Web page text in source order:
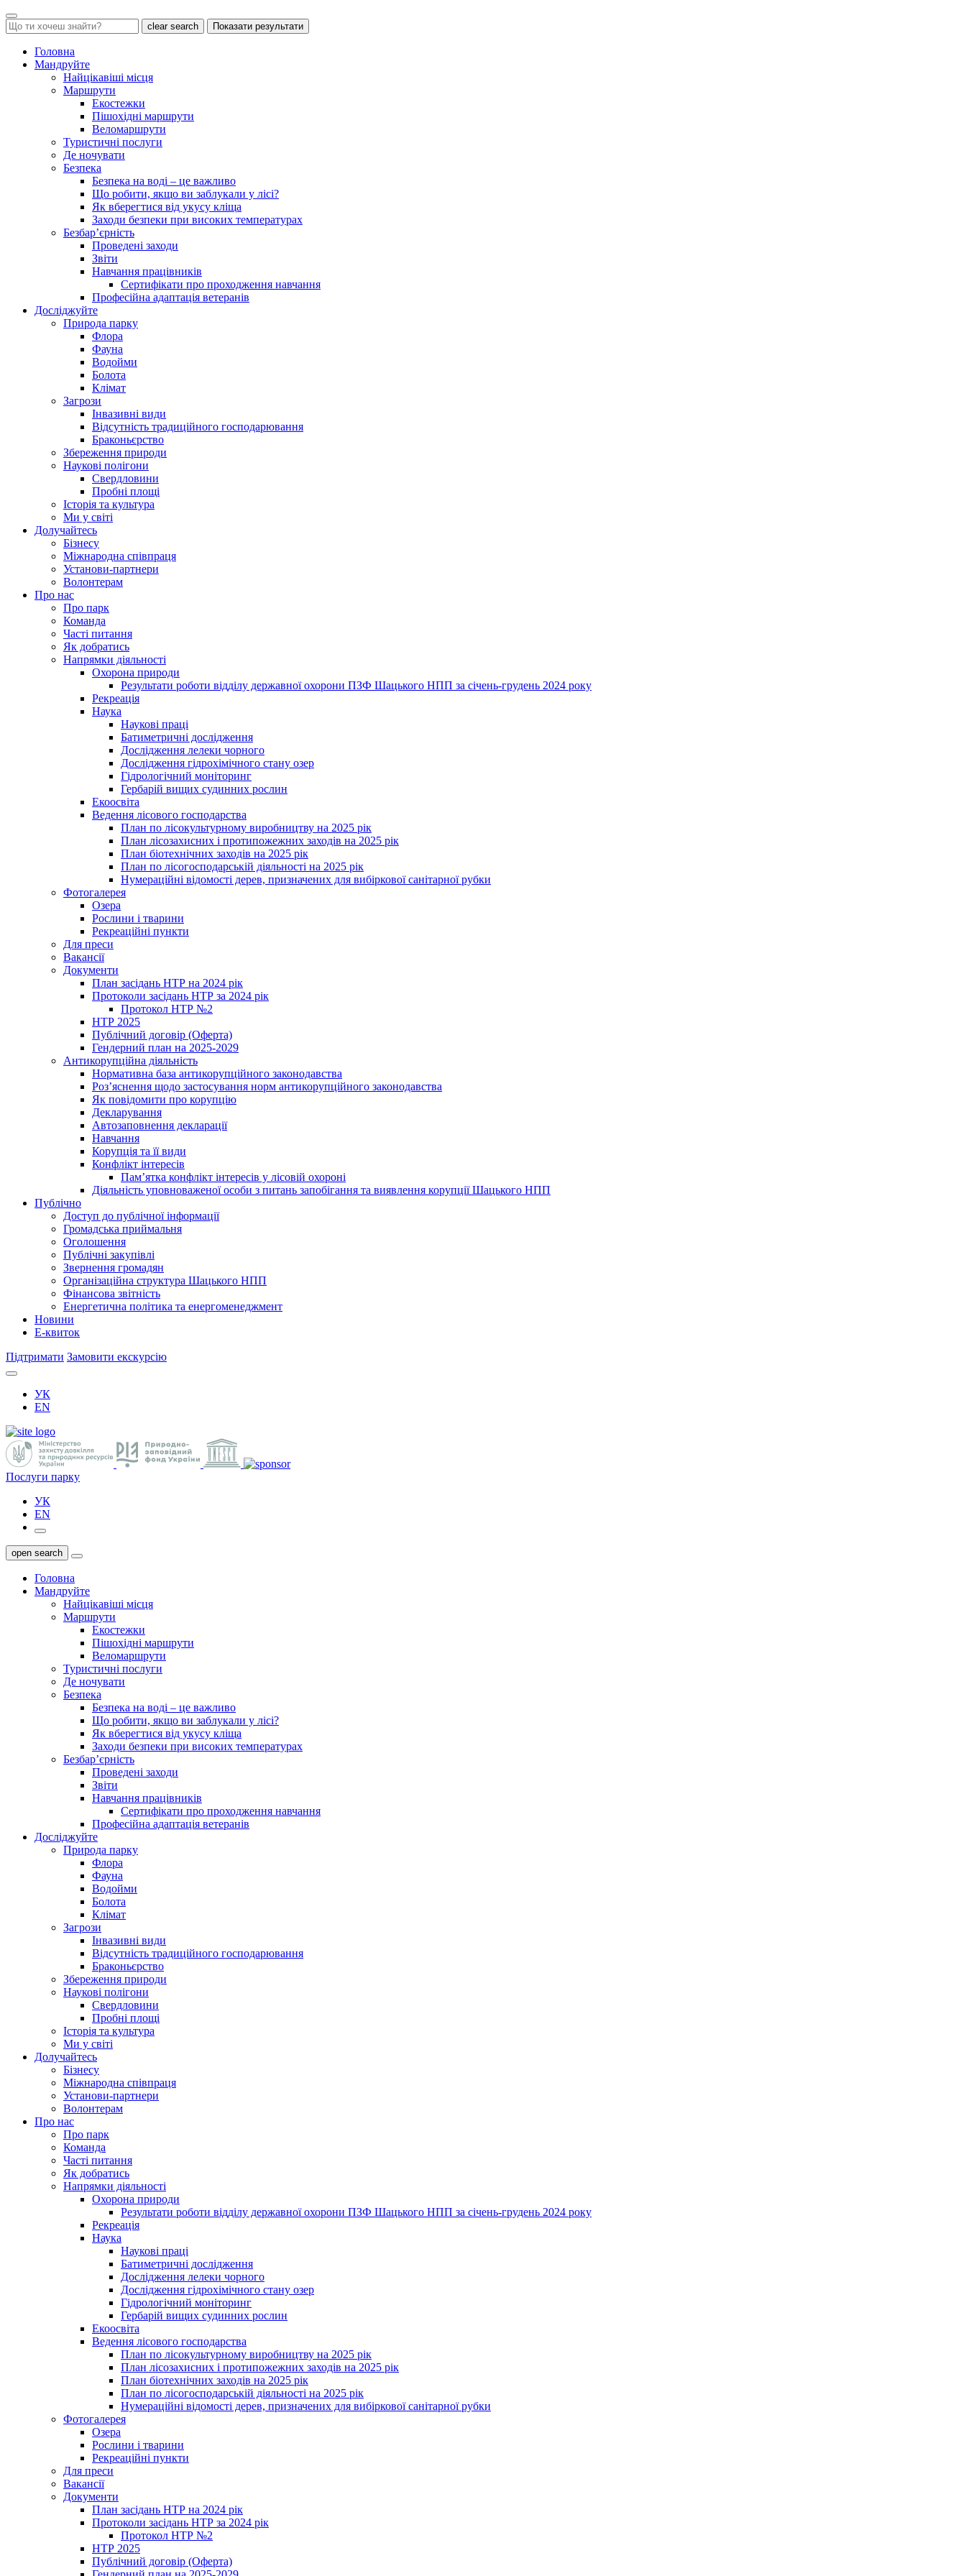
clear search Показати результати
Головна
Мандруйте
Найцікавіші місця
Маршрути
Екостежки
Пішохідні маршрути
Веломаршрути
Туристичні послуги
Де ночувати
Безпека
Безпека на воді – це важливо
Що робити, якщо ви заблукали у лісі?
Як вберегтися від укусу кліща
Заходи безпеки при високих температурах
Безбар’єрність
Проведені заходи
Звіти
Навчання працівників
Сертифікати про проходження навчання
Професійна адаптація ветеранів
Досліджуйте
Природа парку
Флора
Фауна
Водойми
Болота
Клімат
Загрози
Інвазивні види
Відсутність традиційного господарювання
Браконьєрство
Збереження природи
Наукові полігони
Свердловини
Пробні площі
Історія та культура
Ми у світі
Долучайтесь
Бізнесу
Міжнародна співпраця
Установи-партнери
Волонтерам
Про нас
Про парк
Команда
Часті питання
Як добратись
Напрямки діяльності
Охорона природи
Результати роботи відділу державної охорони ПЗФ Шацького НПП за січень-грудень 2024 року
Рекреація
Наука
Наукові праці
Батиметричні дослідження
Дослідження лелеки чорного
Дослідження гідрохімічного стану озер
Гідрологічний моніторинг
Гербарій вищих судинних рослин
Екоосвіта
Ведення лісового господарства
План по лісокультурному виробництву на 2025 рік
План лісозахисних і протипожежних заходів на 2025 рік
План біотехнічних заходів на 2025 рік
План по лісогосподарській діяльності на 2025 рік
Нумераційні відомості дерев, призначених для вибіркової санітарної рубки
Фотогалерея
Озера
Рослини і тварини
Рекреаційні пункти
Для преси
Вакансії
Документи
План засідань НТР на 2024 рік
Протоколи засідань НТР за 2024 рік
Протокол НТР №2
НТР 2025
Публічний договір (Оферта)
Гендерний план на 2025-2029
Антикорупційна діяльність
Нормативна база антикорупційного законодавства
Роз’яснення щодо застосування норм антикорупційного законодавства
Як повідомити про корупцію
Декларування
Автозаповнення декларації
Навчання
Корупція та її види
Конфлікт інтересів
Пам’ятка конфлікт інтересів у лісовій охороні
Діяльність уповноваженої особи з питань запобігання та виявлення корупції Шацького НПП
Публічно
Доступ до публічної інформації
Громадська приймальня
Оголошення
Публічні закупівлі
Звернення громадян
Організаційна структура Шацького НПП
Фінансова звітність
Енергетична політика та енергоменеджмент
Новини
Е-квиток
Підтримати Замовити екскурсію
УК
EN
Послуги парку
УК
EN
open search
Головна
Мандруйте
Найцікавіші місця
Маршрути
Екостежки
Пішохідні маршрути
Веломаршрути
Туристичні послуги
Де ночувати
Безпека
Безпека на воді – це важливо
Що робити, якщо ви заблукали у лісі?
Як вберегтися від укусу кліща
Заходи безпеки при високих температурах
Безбар’єрність
Проведені заходи
Звіти
Навчання працівників
Сертифікати про проходження навчання
Професійна адаптація ветеранів
Досліджуйте
Природа парку
Флора
Фауна
Водойми
Болота
Клімат
Загрози
Інвазивні види
Відсутність традиційного господарювання
Браконьєрство
Збереження природи
Наукові полігони
Свердловини
Пробні площі
Історія та культура
Ми у світі
Долучайтесь
Бізнесу
Міжнародна співпраця
Установи-партнери
Волонтерам
Про нас
Про парк
Команда
Часті питання
Як добратись
Напрямки діяльності
Охорона природи
Результати роботи відділу державної охорони ПЗФ Шацького НПП за січень-грудень 2024 року
Рекреація
Наука
Наукові праці
Батиметричні дослідження
Дослідження лелеки чорного
Дослідження гідрохімічного стану озер
Гідрологічний моніторинг
Гербарій вищих судинних рослин
Екоосвіта
Ведення лісового господарства
План по лісокультурному виробництву на 2025 рік
План лісозахисних і протипожежних заходів на 2025 рік
План біотехнічних заходів на 2025 рік
План по лісогосподарській діяльності на 2025 рік
Нумераційні відомості дерев, призначених для вибіркової санітарної рубки
Фотогалерея
Озера
Рослини і тварини
Рекреаційні пункти
Для преси
Вакансії
Документи
План засідань НТР на 2024 рік
Протоколи засідань НТР за 2024 рік
Протокол НТР №2
НТР 2025
Публічний договір (Оферта)